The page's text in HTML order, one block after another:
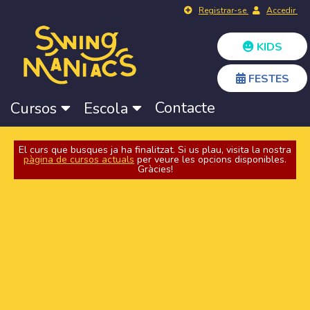
Registrar-se Accedir
KIDS
FESTES
Cursos Escola Contacte
El curs que busques ja ha finalitzat. Si us plau, visita la nostra
pàgina de cursos actuals per veure les opcions disponibles.
Gràcies!